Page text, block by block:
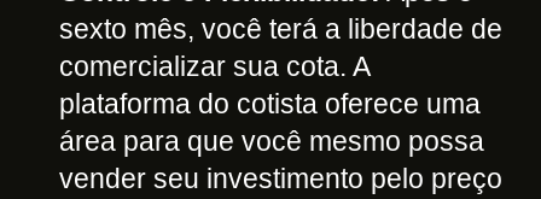
sexto mês, você terá a liberdade de
comercializar sua cota. A
plataforma do cotista oferece uma
área para que você mesmo possa
vender seu investimento pelo preço